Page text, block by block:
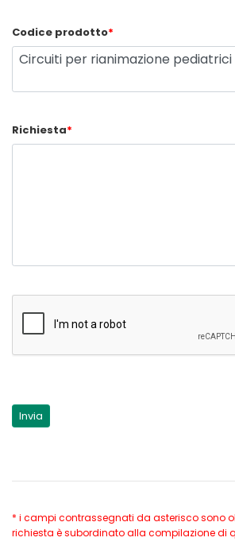
Codice prodotto*
Richiesta*
* i campi contrassegnati da asterisco sono
richiesta è subordinato alla compilazione di